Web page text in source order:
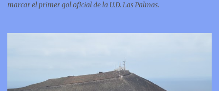
marcar el primer gol oficial de la U.D. Las Palmas.